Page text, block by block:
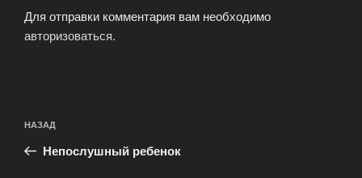
Для отправки комментария вам необходимо
авторизоваться.
по
записям
Предыдущая
запись:
НАЗАД
Непослушный ребенок